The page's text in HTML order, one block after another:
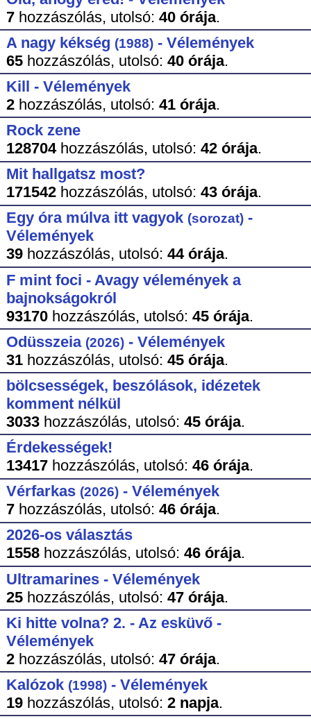
7hozzászólás, utolsó: 40 órája.
A nagy kékség (1988)- Vélemények
65hozzászólás, utolsó: 40 órája.
Kill - Vélemények
2hozzászólás, utolsó: 41 órája.
Rock zene
128704hozzászólás, utolsó: 42 órája.
Mit hallgatsz most?
171542hozzászólás, utolsó: 43 órája.
Egy óra múlva itt vagyok (sorozat)-
Vélemények
39hozzászólás, utolsó: 44 órája.
F mint foci - Avagy vélemények a
bajnokságokról
93170hozzászólás, utolsó: 45 órája.
Odüsszeia (2026)- Vélemények
31hozzászólás, utolsó: 45 órája.
bölcsességek, beszólások, idézetek
komment nélkül
3033hozzászólás, utolsó: 45 órája.
Érdekességek!
13417hozzászólás, utolsó: 46 órája.
Vérfarkas (2026)- Vélemények
7hozzászólás, utolsó: 46 órája.
2026-os választás
1558hozzászólás, utolsó: 46 órája.
Ultramarines - Vélemények
25hozzászólás, utolsó: 47 órája.
Ki hitte volna? 2. - Az esküvő -
Vélemények
2hozzászólás, utolsó: 47 órája.
Kalózok (1998)- Vélemények
19hozzászólás, utolsó: 2 napja.